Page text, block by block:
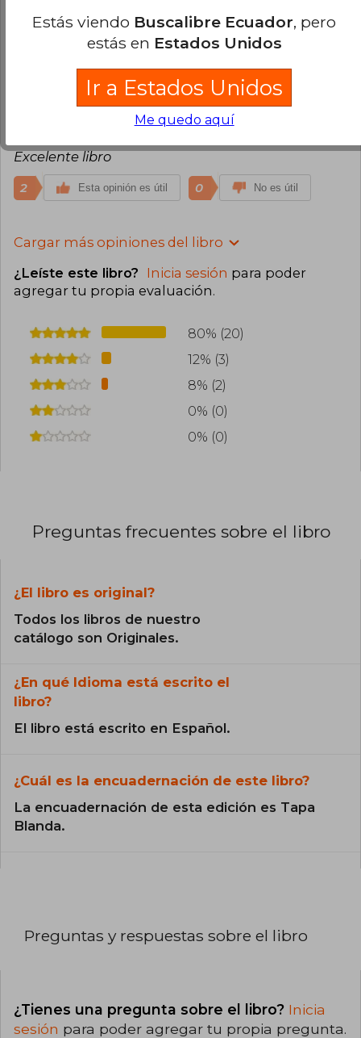
muy feliz,bello mazo los colores maravillosos
Excelente libro
2 Esta opinión es útil 0 No es útil
Cargar más opiniones del libro
¿Leíste este libro? Inicia sesión para poder
agregar tu propia evaluación.
80% (20)
12% (3)
8% (2)
0% (0)
0% (0)
Preguntas frecuentes sobre el libro
¿El libro es original?
Todos los libros de nuestro
catálogo son Originales.
¿En qué Idioma está escrito el
libro?
El libro está escrito en Español.
¿Cuál es la encuadernación de este libro?
La encuadernación de esta edición es Tapa
Blanda.
Preguntas y respuestas sobre el libro
¿Tienes una pregunta sobre el libro? Inicia
sesión para poder agregar tu propia pregunta.
Estás viendo Buscalibre Ecuador, pero
estás en Estados Unidos
Ir a Estados Unidos
Me quedo aquí